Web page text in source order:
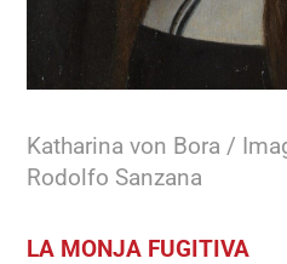
Katharina von Bora /
Rodolfo Sanzana
LA MONJA FUGITIVA